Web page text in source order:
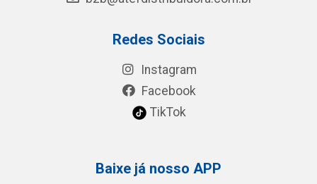
Redes Sociais
Instagram
Facebook
TikTok
Baixe já nosso APP